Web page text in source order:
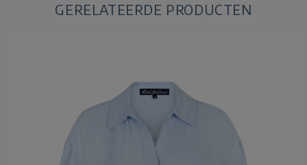
GERELATEERDE PRODUCTEN